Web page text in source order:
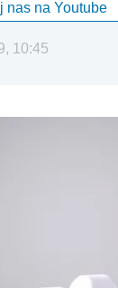
nas na Youtube
10:45